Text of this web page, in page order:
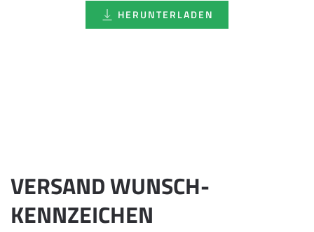
HERUNTERLADEN
VERSAND WUNSCH­
KENNZEICHEN